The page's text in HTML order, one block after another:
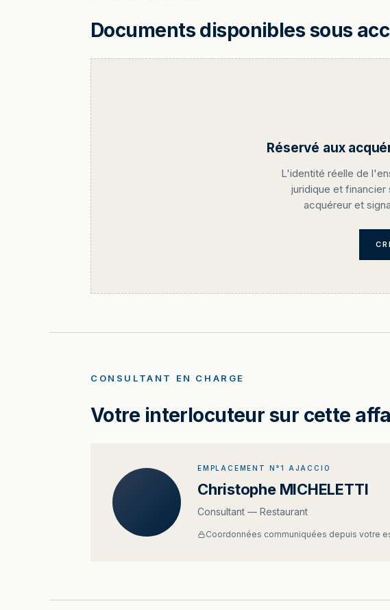
Documents disponibles sous
Réservé aux
L'identité réelle de
juridique et
acquéreur et
CONSULTANT EN CHARGE
Votre interlocuteur sur cette
EMPLACEMENT N°1 AJACCIO
Christophe MICHELETTI
Consultant — Restaurant
Coordonnées communiquées depuis votre